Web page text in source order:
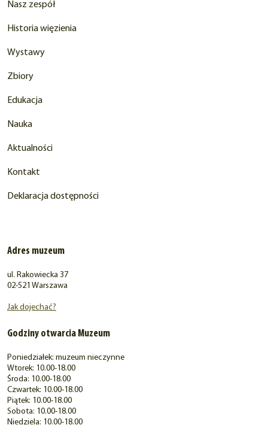
Nasz zespół
Historia więzienia
Wystawy
Zbiory
Edukacja
Nauka
Aktualności
Kontakt
Deklaracja dostępności
Adres muzeum
ul. Rakowiecka 37
02-521 Warszawa
Jak dojechać?
Godziny otwarcia Muzeum
Poniedziałek: muzeum nieczynne
Wtorek: 10.00-18.00
Środa: 10.00-18.00
Czwartek: 10.00-18.00
Piątek: 10.00-18.00
Sobota: 10.00-18.00
Niedziela: 10.00-18.00